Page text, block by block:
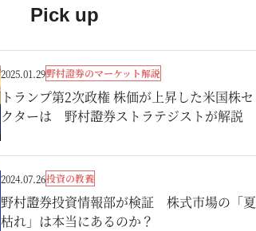
Pick up
2025.01.29野村證券のマーケット解説
トランプ第2次政権 株価が上昇した米国株セ
クターは 野村證券ストラテジストが解説
2024.07.26投資の教養
野村證券投資情報部が検証 株式市場の「夏
枯れ」は本当にあるのか？